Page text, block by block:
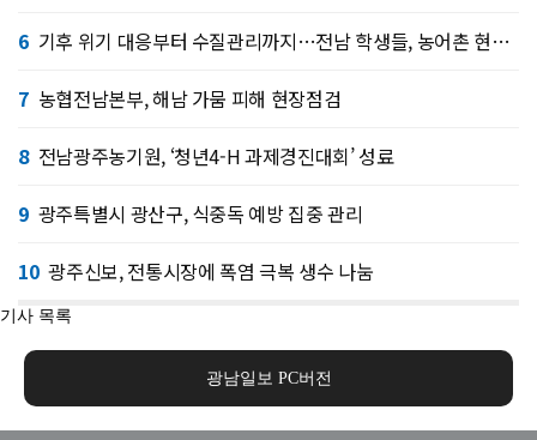
6 기후 위기 대응부터 수질관리까지…전남 학생들, 농어촌 현장서 배운다
7 농협전남본부, 해남 가뭄 피해 현장점검
8 전남광주농기원, ‘청년4-H 과제경진대회’ 성료
9 광주특별시 광산구, 식중독 예방 집중 관리
10 광주신보, 전통시장에 폭염 극복 생수 나눔
기사 목록
광남일보 PC버전